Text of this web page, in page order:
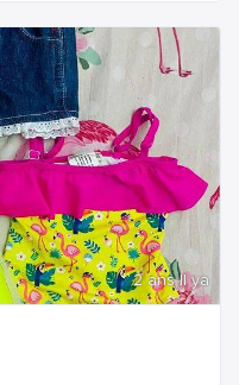
2 ans Il ya